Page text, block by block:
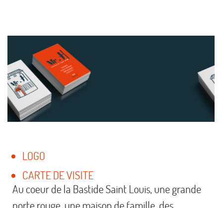
LOGO
CARTE DE VISITE
Au coeur de la Bastide Saint Louis, une grande